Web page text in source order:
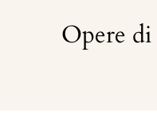
Opere di